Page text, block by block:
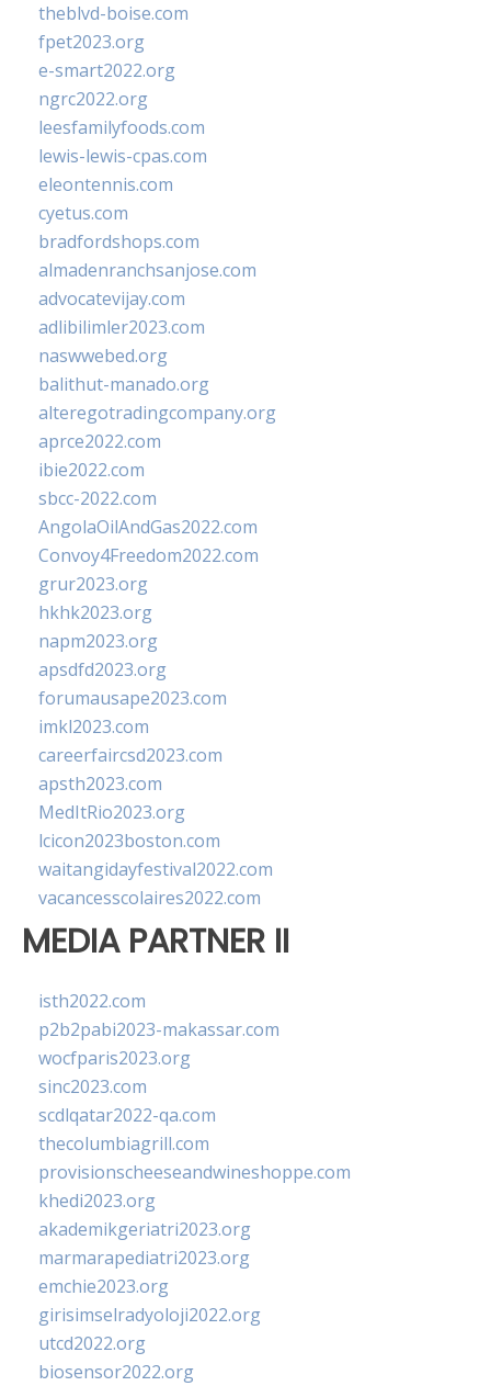
theblvd-boise.com
fpet2023.org
e-smart2022.org
ngrc2022.org
leesfamilyfoods.com
lewis-lewis-cpas.com
eleontennis.com
cyetus.com
bradfordshops.com
almadenranchsanjose.com
advocatevijay.com
adlibilimler2023.com
naswwebed.org
balithut-manado.org
alteregotradingcompany.org
aprce2022.com
ibie2022.com
sbcc-2022.com
AngolaOilAndGas2022.com
Convoy4Freedom2022.com
grur2023.org
hkhk2023.org
napm2023.org
apsdfd2023.org
forumausape2023.com
imkl2023.com
careerfaircsd2023.com
apsth2023.com
MedItRio2023.org
lcicon2023boston.com
waitangidayfestival2022.com
vacancesscolaires2022.com
MEDIA PARTNER II
isth2022.com
p2b2pabi2023-makassar.com
wocfparis2023.org
sinc2023.com
scdlqatar2022-qa.com
thecolumbiagrill.com
provisionscheeseandwineshoppe.com
khedi2023.org
akademikgeriatri2023.org
marmarapediatri2023.org
emchie2023.org
girisimselradyoloji2022.org
utcd2022.org
biosensor2022.org